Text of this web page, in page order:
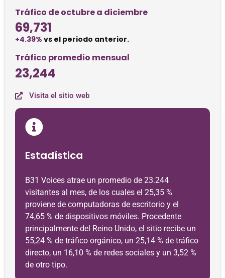
Tráfico de octubre a diciembre
69,731
+4.39% vs el periodo anterior.
Tráfico promedio mensual
23,244
Visita el sitio web
Estadística
B31 Voices atrae un promedio de 23.244
visitantes al mes, de los cuales el 25,35 %
proviene de computadoras de escritorio y el
74,65 % de dispositivos móviles. Procedente
principalmente del Reino Unido, el sitio recibe un
55,24 % de tráfico orgánico, un 25,14 % de tráfico
directo, un 16,10 % de redes sociales y un 3,52 %
de otro tipo.